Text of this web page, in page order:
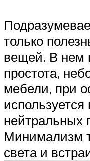
только
вещей. В нем
простота,
мебели, при
нейтральных
Минимализм
света и